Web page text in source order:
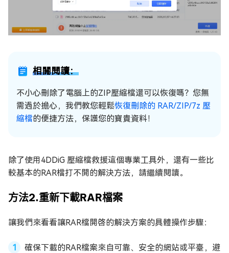
相關閱讀：
不小心刪除了電腦上的ZIP壓縮檔還可以恢復嗎？您無
需過於擔心，我們教您輕鬆恢復刪除的 RAR/ZIP/7z 壓
縮檔的便捷方法，保護您的寶貴資料！
除了使用4DDiG 壓縮檔救援這個專業工具外，還有一些比
較基本的RAR檔打不開的解決方法，請繼續閱讀。
方法2.重新下載RAR檔案
讓我們來看看讓RAR檔開啓的解決方案的具體操作步驟：
確保下載的RAR檔案來自可靠、安全的網站或平臺，避